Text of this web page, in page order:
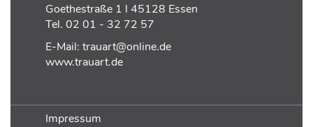
Goethestraße 1 l 45128 Essen
Tel. 02 01 - 32 72 57
E-Mail: trauart@online.de
www.trauart.de
Impressum